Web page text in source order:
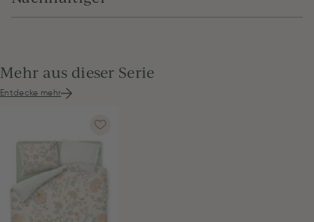
Mehr aus dieser Serie
Entdecke mehr